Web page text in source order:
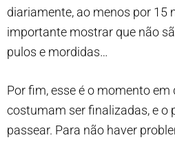
diariamente, ao menos por 15
importante mostrar que não
pulos e mordidas…
Por fim, esse é o momento em
costumam ser finalizadas, e o
passear. Para não haver